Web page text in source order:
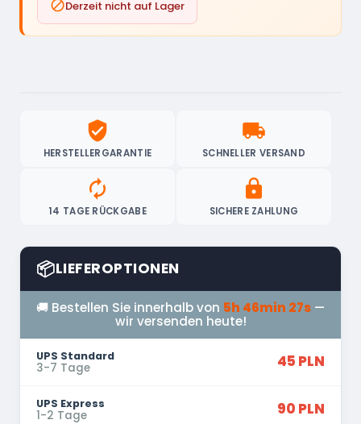
Derzeit nicht auf Lager
verified_user
HERSTELLERGARANTIE
local_shipping
SCHNELLER VERSAND
autorenew
14 TAGE RÜCKGABE
lock
SICHERE ZAHLUNG
📦LIEFEROPTIONEN
🚚 Bestellen Sie innerhalb von5h 46min 26s
— wir versenden heute!
UPS Standard
3-7 Tage 45 PLN
UPS Express
1-2 Tage 90 PLN